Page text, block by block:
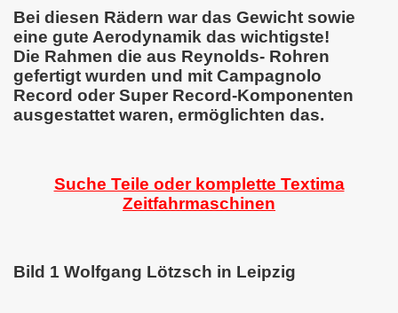
Bei diesen Rädern war das Gewicht sowie
eine gute Aerodynamik das wichtigste!
Die Rahmen die aus Reynolds- Rohren
gefertigt wurden und mit Campagnolo
Record oder Super Record-Komponenten
ausgestattet waren, ermöglichten das.
Suche Teile oder komplette Textima
Zeitfahrmaschinen
Bild 1 Wolfgang Lötzsch in Leipzig